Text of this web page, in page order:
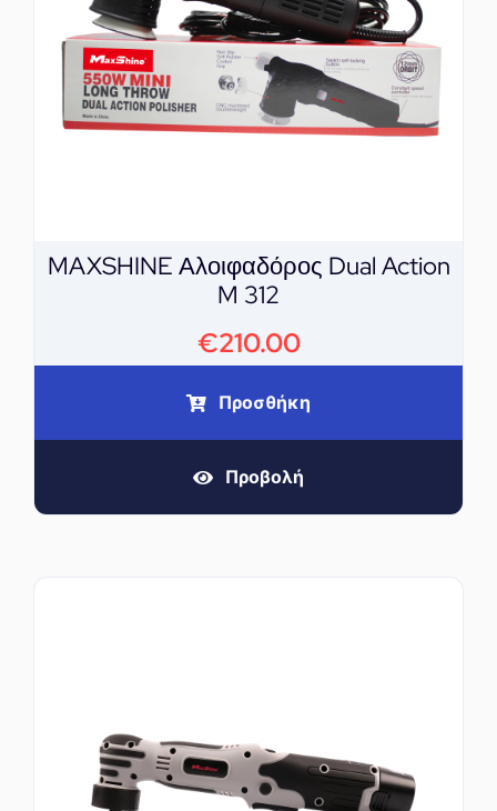
MAXSHINE Αλοιφαδόρος Dual Action
M 312
€210.00
Προσθήκη
Προβολή